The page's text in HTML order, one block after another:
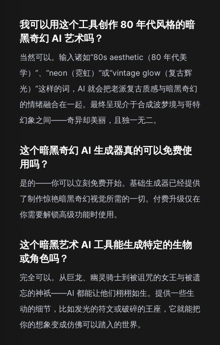
我可以用这个工具创作 80 年代风格的暗
黑奇幻 AI 艺术吗？
当然可以。输入诸如“80s aesthetic（80 年代美
学）”、“neon（霓虹）”或“vintage glow（复古辉
光）”这样的词，AI 就会把老派复古质感与暗黑奇幻
的情绪融合在一起。最终呈现介于合成波梦境与哥特
幻象之间——奇异却美丽，且独一无二。
这个暗黑奇幻 AI 生成器真的可以免费使
用吗？
是的——你可以立刻免费开始。基础生成器已经提供
了制作惊艳暗黑奇幻视觉所需的一切。付费升级仅在
你需要解锁高级功能时使用。
这个暗黑艺术 AI 工具能生成特定的生物
或角色吗？
完全可以。从巨龙、幽灵骑士到被诅咒的女王与被遗
忘的神祇——AI 都能让他们栩栩如生。提供一些生
动的细节，比如发光的符文或破碎的王座，它就能把
你的想象变成仿佛可以踏入的世界。